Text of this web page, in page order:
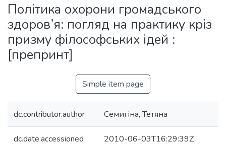
Statistics
Політика охорони громадського
здоров’я: погляд на практику кріз
призму філософських ідей :
[препринт]
Simple item page
dc.contributor.author Семигіна, Тетяна
dc.date.accessioned 2010-06-03T16:29:39Z